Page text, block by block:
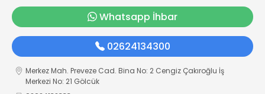
Whatsapp İhbar
02624134300
Merkez Mah. Preveze Cad. Bina No: 2 Cengiz Çakıroğlu İş
Merkezi No: 21 Gölcük